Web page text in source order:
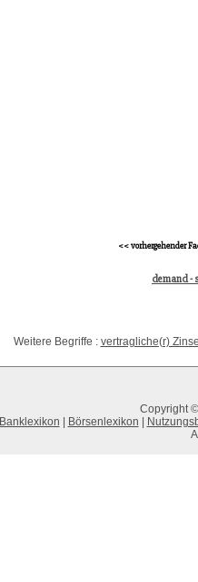
<< vorhergehender
demand -
Weitere Begriffe : vertragliche(r)
Copyright
Banklexikon
Börsenlexikon